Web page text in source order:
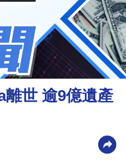
離世 逾9億遺產